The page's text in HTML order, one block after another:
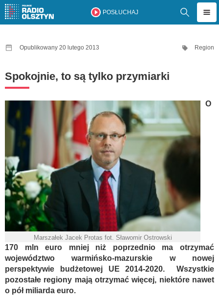
POSŁUCHAJ
Opublikowany 20 lutego 2013 Region
Spokojnie, to są tylko przymiarki
Marszałek Jacek Protas fot. Sławomir Ostrowski
O
170 mln euro mniej niż poprzednio ma otrzymać
województwo warmińsko-mazurskie w nowej
perspektywie budżetowej UE 2014-2020. Wszystkie
pozostałe regiony mają otrzymać więcej, niektóre nawet
o pół miliarda euro.